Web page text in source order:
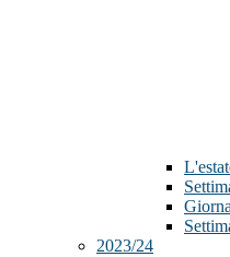
2023/24